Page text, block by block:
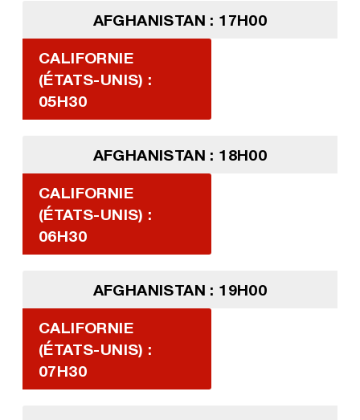
AFGHANISTAN : 17H00
CALIFORNIE
(ÉTATS-UNIS) :
05H30
AFGHANISTAN : 18H00
CALIFORNIE
(ÉTATS-UNIS) :
06H30
AFGHANISTAN : 19H00
CALIFORNIE
(ÉTATS-UNIS) :
07H30